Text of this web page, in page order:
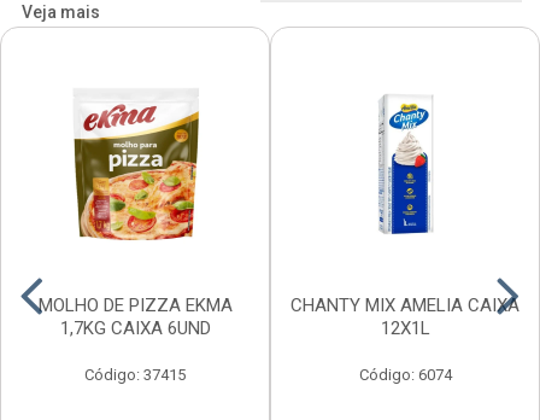
Veja mais
MOLHO DE PIZZA EKMA
1,7KG CAIXA 6UND
Código: 37415
CHANTY MIX AMELIA CAIXA
12X1L
Código: 6074